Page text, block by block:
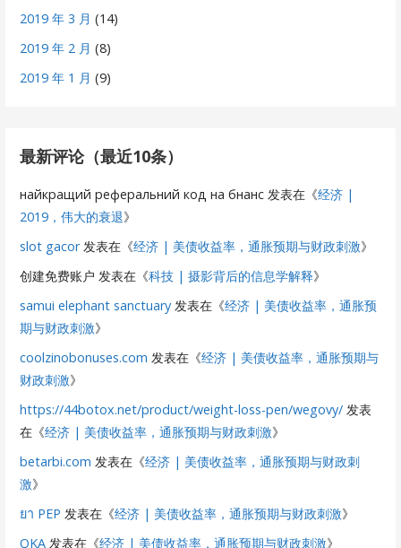
2019 年 3 月 (14)
2019 年 2 月 (8)
2019 年 1 月 (9)
最新评论（最近10条）
найкращий реферальний код на бнанс 发表在《经济 |
2019，伟大的衰退》
slot gacor发表在《经济 | 美债收益率，通胀预期与财政刺激》
创建免费账户 发表在《科技 | 摄影背后的信息学解释》
samui elephant sanctuary 发表在《经济 | 美债收益率，通胀预
期与财政刺激》
coolzinobonuses.com 发表在《经济 | 美债收益率，通胀预期与
财政刺激》
https://44botox.net/product/weight-loss-pen/wegovy/ 发表
在《经济 | 美债收益率，通胀预期与财政刺激》
betarbi.com 发表在《经济 | 美债收益率，通胀预期与财政刺
激》
ยา PEP 发表在《经济 | 美债收益率，通胀预期与财政刺激》
QKA 发表在《经济 | 美债收益率，通胀预期与财政刺激》